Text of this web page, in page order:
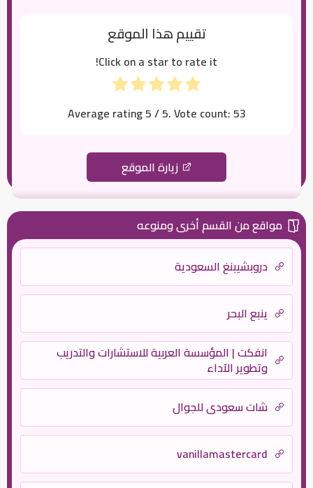
تقييم هذا الموقع
Click on a star to rate it!
Average rating5/ 5. Vote count:53
زيارة الموقع
مواقع من القسم أخرى ومنوعه
دروبشيبنغ السعودية
ينبع البحر
انفكت | المؤسسة العربية للاستشارات والتدريب
وتطوير الآداء
شات سعودي للجوال
vanillamastercard